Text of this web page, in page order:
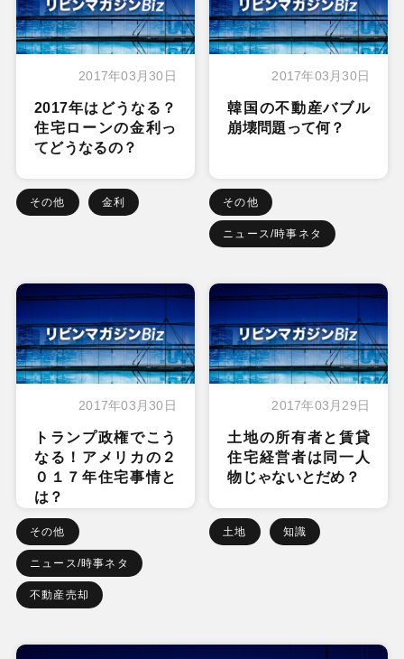
2017年03月30日
2017年はどうなる？
住宅ローンの金利っ
てどうなるの？
その他 金利
2017年03月30日
韓国の不動産バブル
崩壊問題って何？
その他
ニュース/時事ネタ
2017年03月30日
トランプ政権でこう
なる！アメリカの２
０１７年住宅事情と
は？
その他
ニュース/時事ネタ
不動産売却
2017年03月29日
土地の所有者と賃貸
住宅経営者は同一人
物じゃないとだめ？
土地 知識